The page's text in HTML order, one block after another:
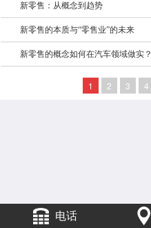
新零售：从概念到趋势
新零售的本质与“零售业”的未来
新零售的概念如何在汽车领域做实？
1 2 3 4
电话